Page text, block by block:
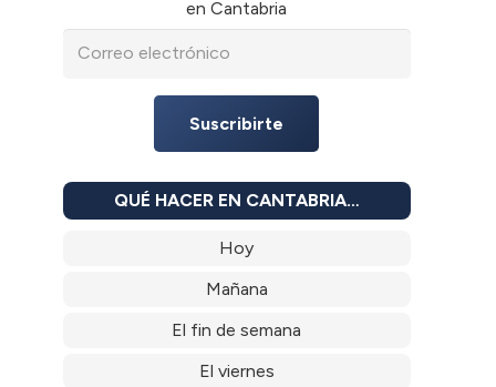
en Cantabria
Suscribirte
QUÉ HACER EN CANTABRIA…
Hoy
Mañana
El fin de semana
El viernes